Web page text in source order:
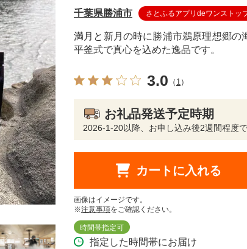
千葉県勝浦市 さとふるアプリdeワンストッ
満月と新月の時に勝浦市鵜原理想郷
平釜式で真心を込めた逸品です。
3.0 （ 1）
お礼品発送予定時期
2026-1-20以降、お申し込み後2週間程度
カートに入れる
画像はイメージです。
※注意事項をご確認ください。
時間帯指定可
指定した時間帯にお届け